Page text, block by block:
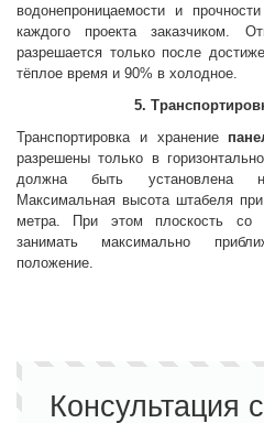
водонепроницаемости и
каждого проекта заказчиком.
разрешается только после
тёплое время и 90% в холодное.
5.
Транспортировка и хранение
разрешены только в
должна быть установлена
Максимальная высота штабеля
метра. При этом плоскость со
занимать максимально
положение.
Консультация